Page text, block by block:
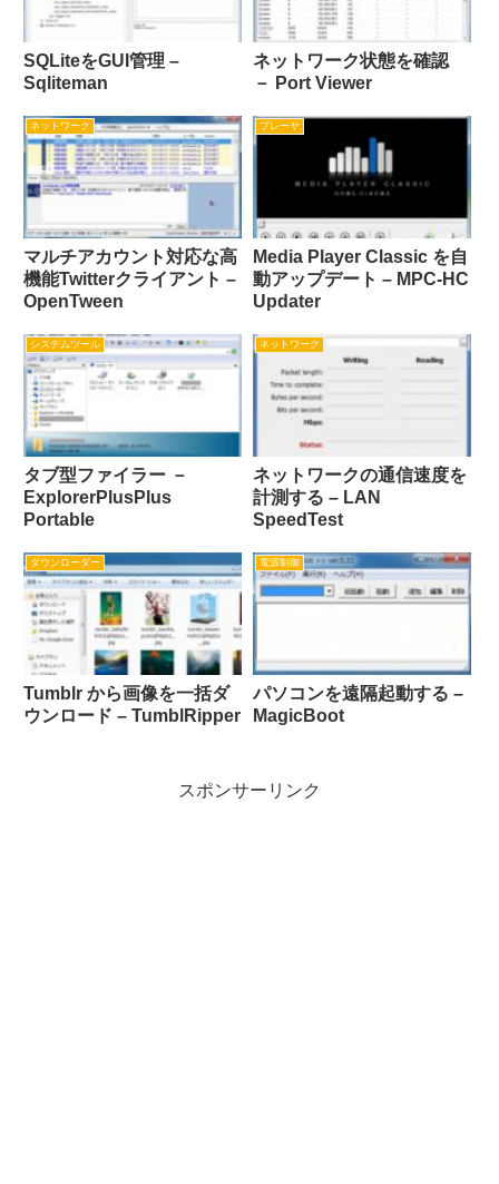
SQLiteをGUI管理 –
Sqliteman
ネットワーク状態を確認
－ Port Viewer
ネットワーク
マルチアカウント対応な高
機能Twitterクライアント –
OpenTween
プレーヤ
Media Player Classic を自
動アップデート – MPC-HC
Updater
システムツール
タブ型ファイラー －
ExplorerPlusPlus
Portable
ネットワーク
ネットワークの通信速度を
計測する – LAN
SpeedTest
ダウンローダー
Tumblr から画像を一括ダ
ウンロード – TumblRipper
電源制御
パソコンを遠隔起動する –
MagicBoot
スポンサーリンク